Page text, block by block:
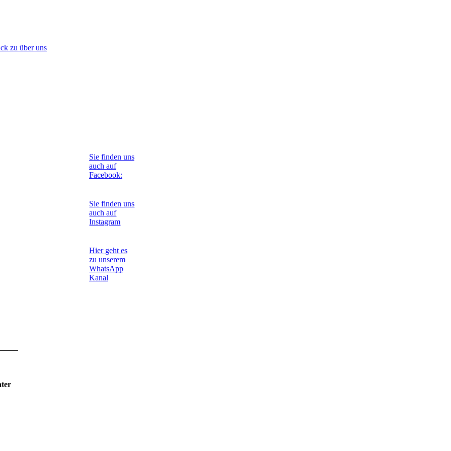
zu über uns
Sie finden uns
auch auf
Facebook:
Sie finden uns
auch auf
Instagram
Hier geht es
zu unserem
WhatsApp
Kanal